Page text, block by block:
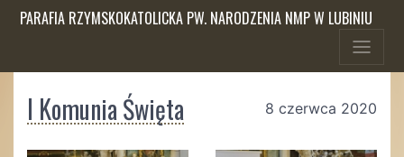
PARAFIA RZYMSKOKATOLICKA PW. NARODZENIA NMP W LUBINIU
I Komunia Święta 8 czerwca 2020